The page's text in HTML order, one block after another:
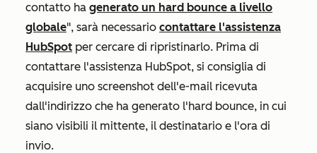
contatto ha generato un hard bounce a livello
globale", sarà necessario contattare l'assistenza
HubSpot per cercare di ripristinarlo. Prima di
contattare l'assistenza HubSpot, si consiglia di
acquisire uno screenshot dell'e-mail ricevuta
dall'indirizzo che ha generato l'hard bounce, in cui
siano visibili il mittente, il destinatario e l'ora di
invio.